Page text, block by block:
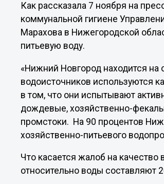
Как рассказала 7 ноября на
коммунальной гигиене
Марахова в Нижегородской
питьевую воду.
«Нижний Новгород находится на
водоисточников используются
в том, что они испытывают
дождевые, хозяйственно-
промстоки. На 90 процентов
хозяйственно-питьевого
Что касается жалоб на
относительно воды составляют